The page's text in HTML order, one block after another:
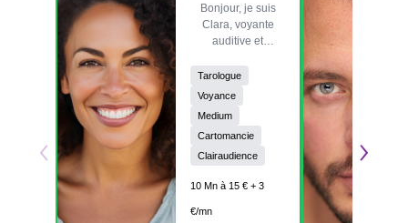
‹
Bonjour, je suis
Clara, voyante
auditive et
Guidée par
l'héritage de mon
grand-père je
travaille avec mes
propres oracles et
les énergies. Je
des guidances
Tarologue
Voyance
Medium
Cartomancie
Clairaudience
10 Mn à 15 € + 3
€/mn
›